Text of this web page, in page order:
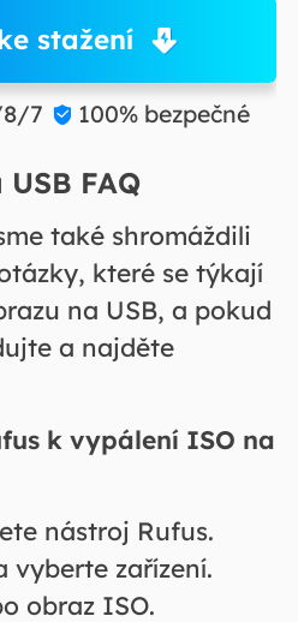
stažení
8/7  100% bezpečné
FAQ
také shromáždili
které se týkají
na USB, a pokud
a najděte
k vypálení ISO na
nástroj Rufus.
vyberte zařízení.
obraz ISO.